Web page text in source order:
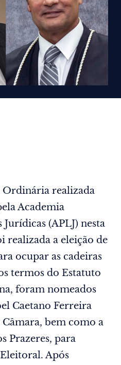
Ordinária realizada
Academia
Jurídicas (APLJ) nesta
realizada a eleição de
ocupar as cadeiras
termos do Estatuto
foram nomeados
Caetano Ferreira
bem como a
Prazeres, para
Após